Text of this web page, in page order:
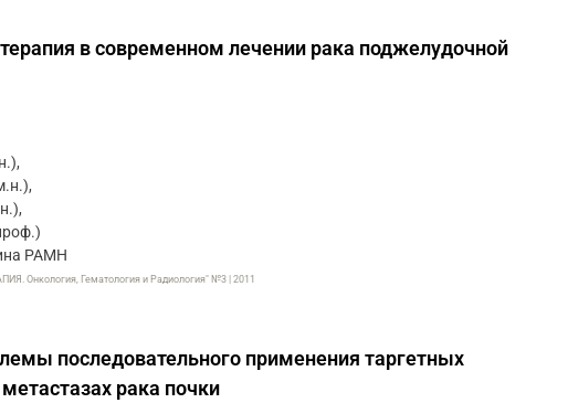
в современном лечении рака поджелудочной
РАМН
Онкология, Гематология и Радиология" №3 | 2011
последовательного применения таргетных
рака почки